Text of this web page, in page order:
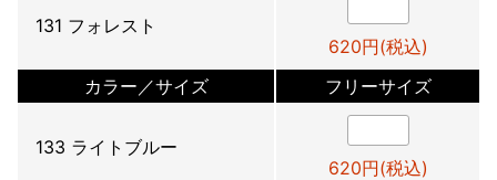
131 フォレスト
620円(税込)
カラー／サイズ
フリーサイズ
133 ライトブルー
620円(税込)